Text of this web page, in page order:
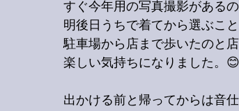
すぐ今年用の写真撮影がある
明後日うちで着てから選ぶこ
駐車場から店まで歩いたのと
出かける前と帰ってからは音